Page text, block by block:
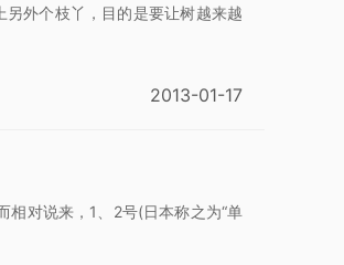
外个枝丫，目的是要让树越来越
2013-01-17
对说来，1、2号(日本称之为“单